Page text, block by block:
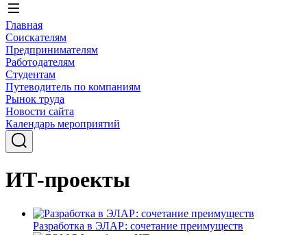
Главная
Соискателям
Предпринимателям
Работодателям
Студентам
Путеводитель по компаниям
Рынок труда
Новости сайта
Календарь мероприятий
ИТ-проекты
Разработка в ЭЛАР: сочетание преимуществ